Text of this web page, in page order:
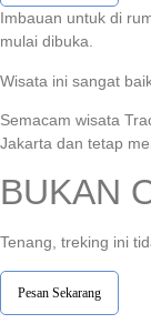
Imbauan untuk di
mulai dibuka.
Wisata ini sangat
Semacam wisata
Jakarta dan tetap
BUKAN
Tenang, treking ini
Pesan Sekarang